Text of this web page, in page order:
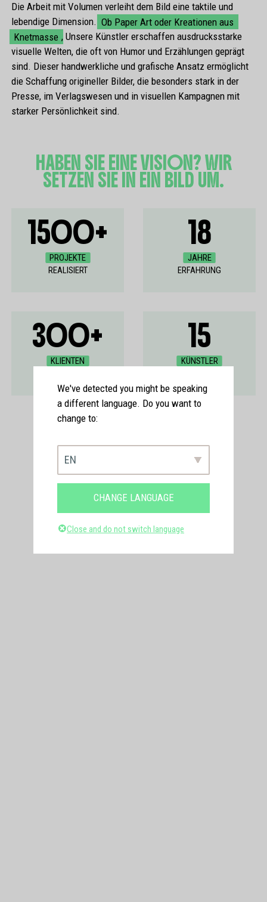
Die Arbeit mit Volumen verleiht dem Bild eine taktile und
lebendige Dimension. Ob Paper Art oder Kreationen aus
Knetmasse , Unsere Künstler erschaffen ausdrucksstarke
visuelle Welten, die oft von Humor und Erzählungen geprägt
sind. Dieser handwerkliche und grafische Ansatz ermöglicht
die Schaffung origineller Bilder, die besonders stark in der
Presse, im Verlagswesen und in visuellen Kampagnen mit
starker Persönlichkeit sind.
HABEN SIE EINE VISION? WIR
SETZEN SIE IN EIN BILD UM.
1500+
PROJEKTE
REALISIERT
18
JAHRE
ERFAHRUNG
300+
KLIENTEN
15
KÜNSTLER
We've detected you might be speaking
a different language. Do you want to
change to:
EN
CHANGE LANGUAGE
Close and do not switch language